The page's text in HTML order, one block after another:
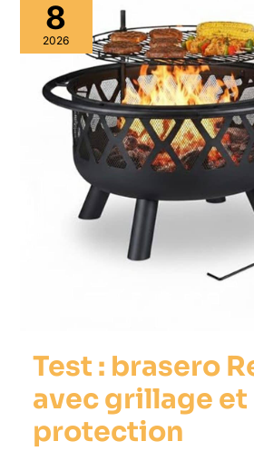
8
2026
Test : brasero
avec grillage et
protection